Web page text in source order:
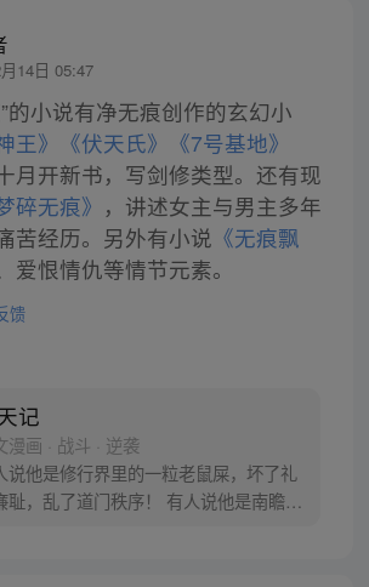
14日 05:47
的小说有净无痕创作的玄幻小
王》 《伏天氏》
《7号基地》
月开新书，写剑修类型。还有现
碎无痕》 ，讲述女主与男主多年
苦经历。另外有小说 《无痕飘
爱恨情仇等情节元素。
馈
记
漫画 · 战斗 · 逆袭
说他是修行界里的一粒老鼠屎，坏了礼
耻，乱了道门秩序！ 有人说他是南瞻部